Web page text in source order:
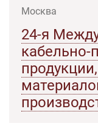
Москва
24-я
кабельно-